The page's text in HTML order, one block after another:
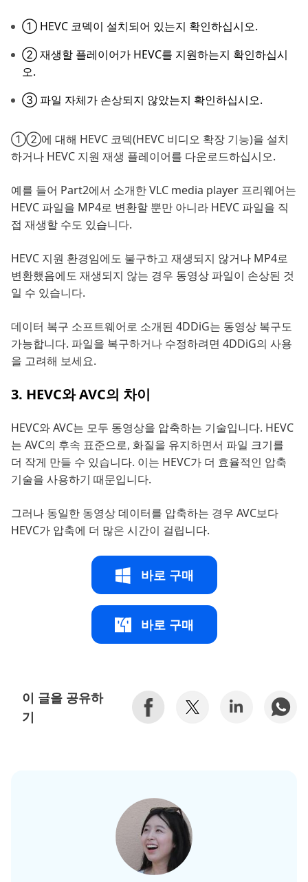
① HEVC 코덱이 설치되어 있는지 확인하십시오.
② 재생할 플레이어가 HEVC를 지원하는지 확인하십시
오.
③ 파일 자체가 손상되지 않았는지 확인하십시오.
①②에 대해 HEVC 코덱(HEVC 비디오 확장 기능)을 설치
하거나 HEVC 지원 재생 플레이어를 다운로드하십시오.
예를 들어 Part2에서 소개한 VLC media player 프리웨어는
HEVC 파일을 MP4로 변환할 뿐만 아니라 HEVC 파일을 직
접 재생할 수도 있습니다.
HEVC 지원 환경임에도 불구하고 재생되지 않거나 MP4로
변환했음에도 재생되지 않는 경우 동영상 파일이 손상된 것
일 수 있습니다.
데이터 복구 소프트웨어로 소개된 4DDiG는 동영상 복구도
가능합니다. 파일을 복구하거나 수정하려면 4DDiG의 사용
을 고려해 보세요.
3. HEVC와 AVC의 차이
HEVC와 AVC는 모두 동영상을 압축하는 기술입니다. HEVC
는 AVC의 후속 표준으로, 화질을 유지하면서 파일 크기를
더 작게 만들 수 있습니다. 이는 HEVC가 더 효율적인 압축
기술을 사용하기 때문입니다.
그러나 동일한 동영상 데이터를 압축하는 경우 AVC보다
HEVC가 압축에 더 많은 시간이 걸립니다.
바로 구매
바로 구매
이 글을 공유하
기